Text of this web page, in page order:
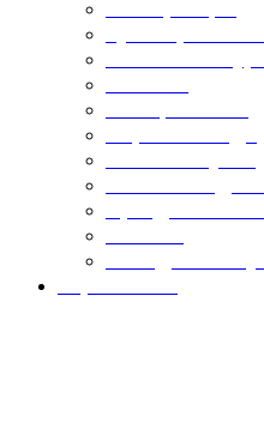
Кулинарные
Маленьким
Праздничные